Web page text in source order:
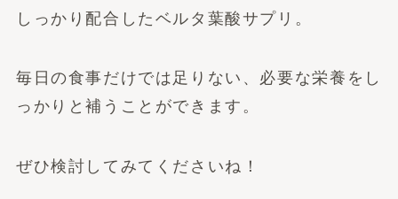
しっかり配合したベルタ葉酸サプリ。
毎日の食事だけでは足りない、必要な栄養をし
っかりと補うことができます。
ぜひ検討してみてくださいね！